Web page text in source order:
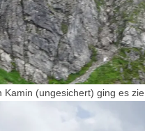
Kamin (ungesichert) ging es